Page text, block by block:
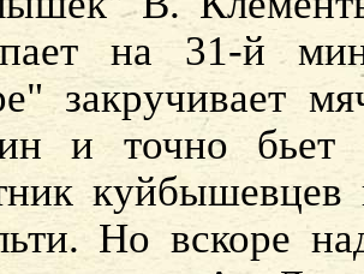
на 31-й
закручивает
и точно бьет
куйбышевцев
Но вскоре